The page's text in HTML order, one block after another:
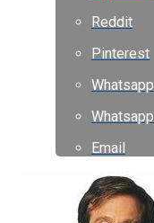
Reddit
Pinterest
Whatsapp
Whatsapp
Email